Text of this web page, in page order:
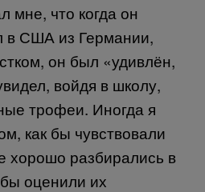
мне, что когда он
в США из Германии,
он был «удивлён,
войдя в школу,
трофеи. Иногда я
как бы чувствовали
хорошо разбирались в
оценили их